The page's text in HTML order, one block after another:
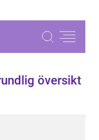
översikt